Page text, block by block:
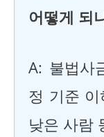
어떻게 되
A: 불법사
정 기준 이
낮은 사람